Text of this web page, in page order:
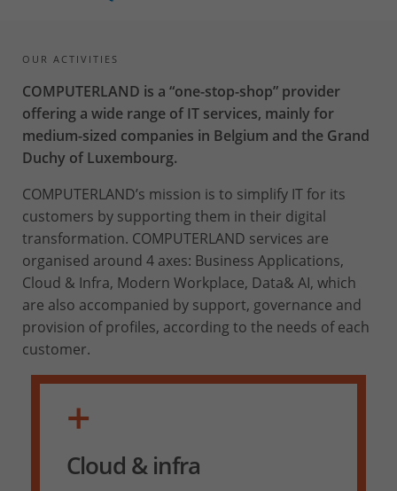
OUR ACTIVITIES
COMPUTERLAND is a “one-stop-shop” provider
offering a wide range of IT services, mainly for
medium-sized companies in Belgium and the Grand
Duchy of Luxembourg.
COMPUTERLAND’s mission is to simplify IT for its
customers by supporting them in their digital
transformation. COMPUTERLAND services are
organised around 4 axes: Business Applications,
Cloud & Infra, Modern Workplace, Data& AI, which
are also accompanied by support, governance and
provision of profiles, according to the needs of each
customer.
+
Cloud & infra